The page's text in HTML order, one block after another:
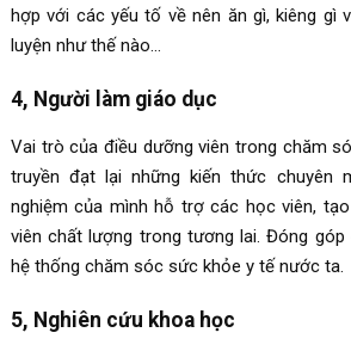
hợp với các yếu tố về nên ăn gì, kiêng gì
luyện như thế nào…
4, Người làm giáo dục
Vai trò của điều dưỡng viên trong chăm
truyền đạt lại những kiến thức chuyên
nghiệm của mình hỗ trợ các học viên,
viên chất lượng trong tương lai. Đóng
hệ thống chăm sóc sức khỏe y tế nước ta.
5, Nghiên cứu khoa học